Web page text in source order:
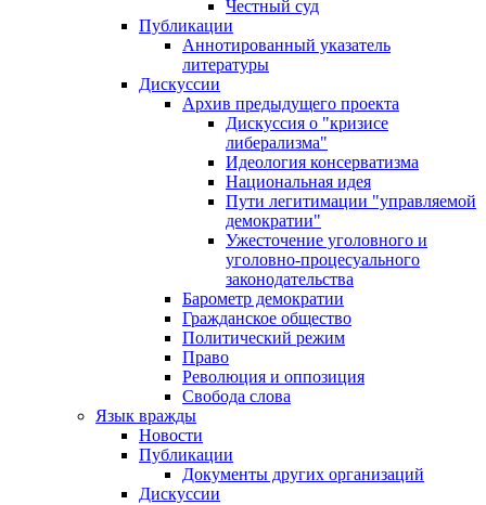
Честный суд
Публикации
Аннотированный указатель
литературы
Дискуссии
Архив предыдущего проекта
Дискуссия о "кризисе
либерализма"
Идеология консерватизма
Национальная идея
Пути легитимации "управляемой
демократии"
Ужесточение уголовного и
уголовно-процесуального
законодательства
Барометр демократии
Гражданское общество
Политический режим
Право
Революция и оппозиция
Свобода слова
Язык вражды
Новости
Публикации
Документы других организаций
Дискуссии